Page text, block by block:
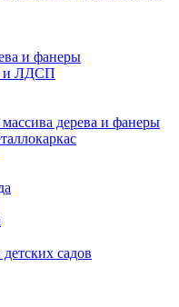
и фанеры
и ЛДСП
массива дерева и фанеры
садов